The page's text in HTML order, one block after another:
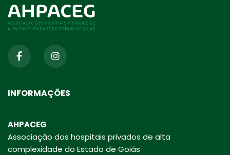
INFORMAÇÕES
AHPACEG
Associação dos hospitais privados de alta
complexidade do Estado de Goiás